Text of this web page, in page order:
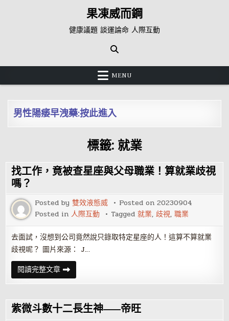
果凍威而鋼
健康議題 談運論命 人際互動
MENU
男性陽痿早洩藥:按此進入
標籤: 就業
找工作，竟被查星座與父母職業！算就業歧視
嗎？
Posted by雙效液態威 Posted on20230904
Posted in人際互動 Tagged就業,歧視,職業
去面試，沒想到公司竟然說只錄取特定星座的人！這算不算就業
歧視呢？ 圖片來源： J…
閱讀完整文章找
工
作，
被
查
星
紫微斗數十二長生神——帝旺